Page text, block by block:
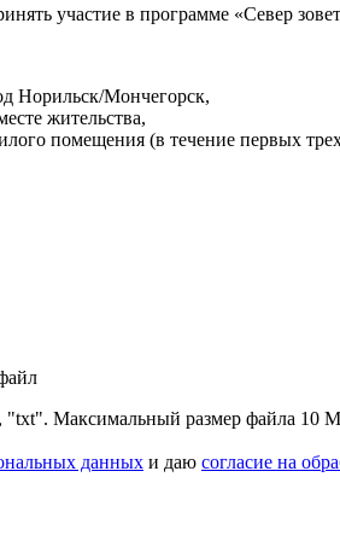
участие в программе «Север
Норильск/Мончегорск,
жительства,
помещения (в течение первых
"txt". Максимальный размер файла 10
данных и даю согласие на